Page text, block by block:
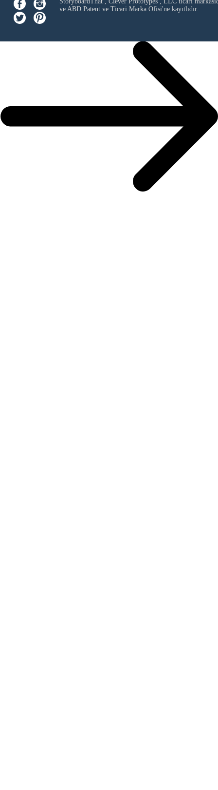
ve ABD Patent ve Ticari Marka Ofisi'ne kayıtlıdır.